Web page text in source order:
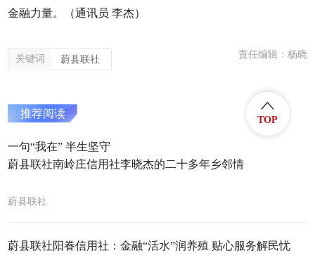
金融力量。（通讯员 李杰）
关键词 蔚县联社 责任编辑：杨晓
推荐阅读
一句“我在” 半生坚守
蔚县联社南岭庄信用社李晓杰的二十多年乡邻情
蔚县联社
蔚县联社阳眷信用社：金融“活水”润养殖 贴心服务解民忧
TOP